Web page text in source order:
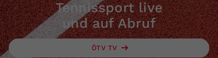
Tennissport live
und auf Abruf
ÖTV TV